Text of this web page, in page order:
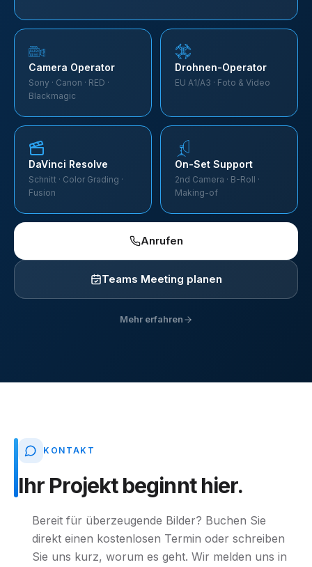
Camera Operator
Sony · Canon · RED ·
Blackmagic
Drohnen-Operator
EU A1/A3 · Foto & Video
DaVinci Resolve
Schnitt · Color Grading ·
Fusion
On-Set Support
2nd Camera · B-Roll ·
Making-of
Anrufen
Teams Meeting planen
Mehr erfahren
KONTAKT
Ihr Projekt beginnt hier.
Bereit für überzeugende Bilder? Buchen Sie
direkt einen kostenlosen Termin oder schreiben
Sie uns kurz, worum es geht. Wir melden uns in